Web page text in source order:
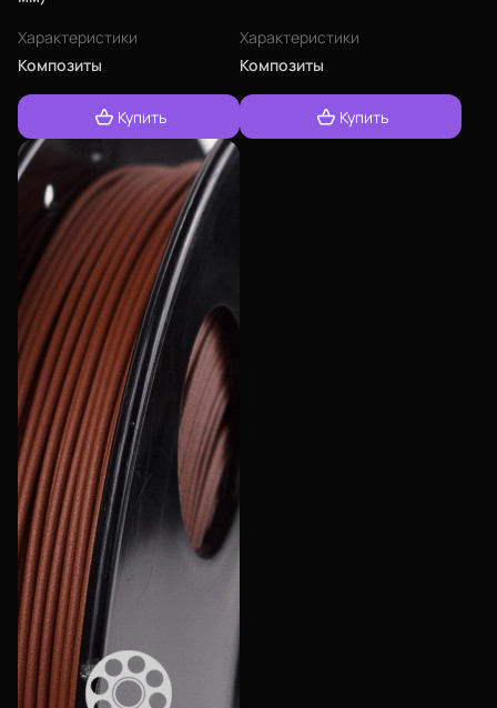
Характеристики
Композиты
Купить
Характеристики
Композиты
Купить
Еще
Войти
О нас